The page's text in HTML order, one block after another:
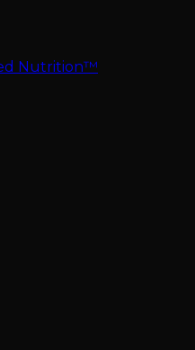
Nutrition™